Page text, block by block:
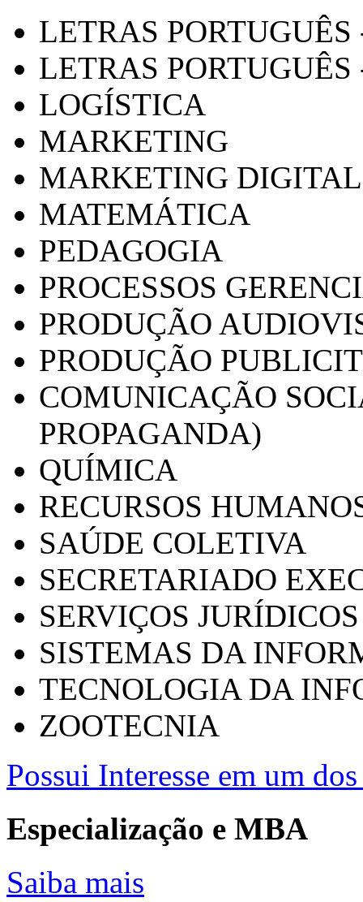
LETRAS
LETRAS PORTUGUÊS
LOGÍSTICA
MARKETING
MARKETING DIGITAL
MATEMÁTICA
PEDAGOGIA
PROCESSOS
PRODUÇÃO
PRODUÇÃO
COMUNICAÇÃO
PROPAGANDA)
QUÍMICA
RECURSOS
SAÚDE COLETIVA
SECRETARIADO
SERVIÇOS
SISTEMAS DA
TECNOLOGIA DA
ZOOTECNIA
Possui Interesse em um
Especialização e MBA
Saiba mais